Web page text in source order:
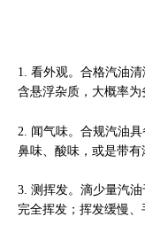
1. 看外观。合格汽油
含悬浮杂质，大概率为
2. 闻气味。合规汽油
鼻味、酸味，或是带有
3. 测挥发。滴少量汽
完全挥发；挥发缓慢、